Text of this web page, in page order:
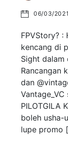
06/03/2021
FPVStory? :
kencang di
Sight dalam
Rancangan
dan
PILOTGILA
boleh usha-
lupe promo